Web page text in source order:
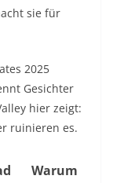
sie für
2025
Gesichter
hier zeigt:
ruinieren es.​
Warum